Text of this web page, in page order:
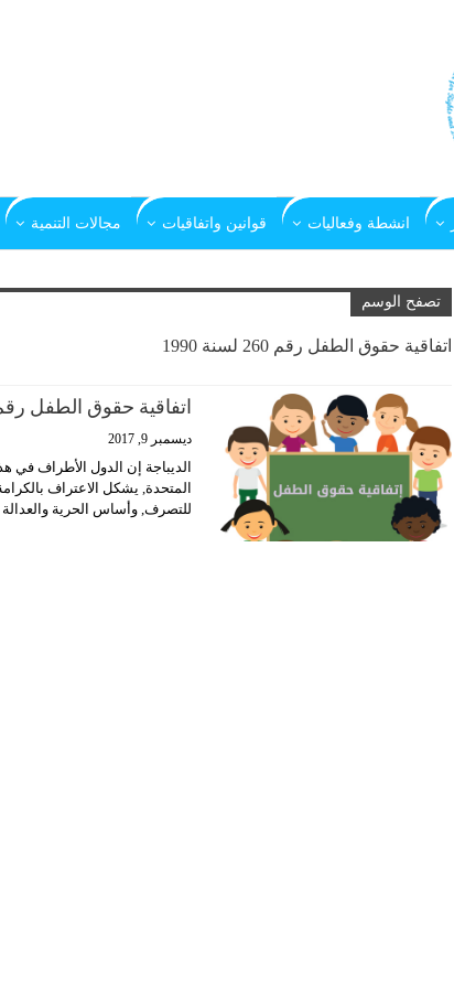
انشطة وفعاليات قوانين واتفاقيات مجالات التنمية
تصفح الوسم
اتفاقية حقوق الطفل رقم 260 لسنة 1990
اتفاقية حقوق الطفل رقم 260 لسنة
ديسمبر 9, 2017
الديباجة إن الدول الأطراف في
المتحدة, يشكل الاعتراف
للتصرف, وأساس الحرية